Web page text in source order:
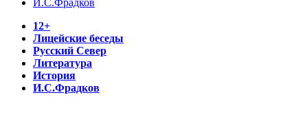
И.С.Фрадков
12+
Лицейские беседы
Русский Север
Литература
История
И.С.Фрадков